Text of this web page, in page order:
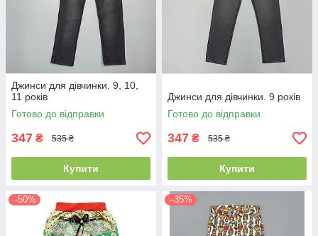
Джинси для дівчинки. 9, 10,
11 років
Готово до відправки
347 ₴ 535 ₴
Купити
Джинси для дівчинки. 9 років
Готово до відправки
347 ₴ 535 ₴
Купити
–50% –35%